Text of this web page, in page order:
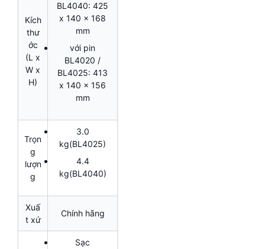
Kích
thư
ớc
(L x
W x
H)
BL4040: 425
x 140 x 168
mm
với pin
BL4020 /
BL4025: 413
x 140 x 156
mm
Trọn
g
lượn
g
3.0
kg(BL4025)
4.4
kg(BL4040)
Xuấ
t xứ
Chính hãng
Sạc